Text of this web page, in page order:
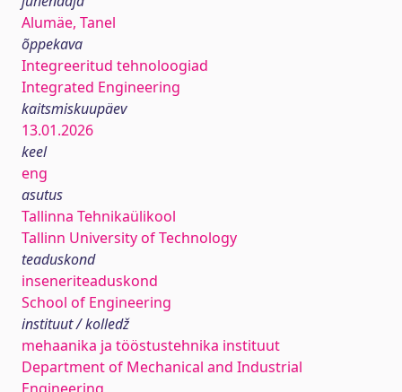
Alumäe, Tanel
õppekava
Integreeritud tehnoloogiad
Integrated Engineering
kaitsmiskuupäev
13.01.2026
keel
eng
asutus
Tallinna Tehnikaülikool
Tallinn University of Technology
teaduskond
inseneriteaduskond
School of Engineering
instituut / kolledž
mehaanika ja tööstustehnika instituut
Department of Mechanical and Industrial